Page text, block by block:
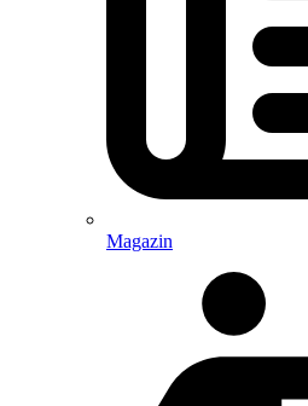
Magazin